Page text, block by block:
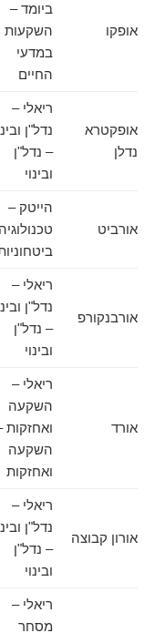
אופקו
ביומד –
השקעות
במדעי
החיים
אופקטרא
נדלן
ריאלי –
נדל"ן ובינוי
– נדל"ן
ובינוי
אורביט
הייטק –
טכנולוגיה –
ביטחוניות
אורבנקורפ
ריאלי –
נדל"ן ובינוי
– נדל"ן
ובינוי
אורד
ריאלי –
השקעה
ואחזקות –
השקעה
ואחזקות
אורון קבוצה
ריאלי –
נדל"ן ובינוי
– נדל"ן
ובינוי
ריאלי –
מסחר